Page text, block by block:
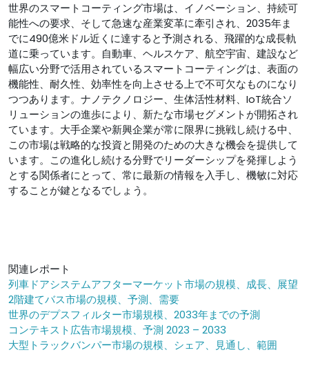
世界のスマートコーティング市場は、イノベーション、持続可
能性への要求、そして急速な産業変革に牽引され、2035年ま
でに490億米ドル近くに達すると予測される、飛躍的な成長軌
道に乗っています。自動車、ヘルスケア、航空宇宙、建設など
幅広い分野で活用されているスマートコーティングは、表面の
機能性、耐久性、効率性を向上させる上で不可欠なものになり
つつあります。ナノテクノロジー、生体活性材料、IoT統合ソ
リューションの進歩により、新たな市場セグメントが開拓され
ています。大手企業や新興企業が常に限界に挑戦し続ける中、
この市場は戦略的な投資と開発のための大きな機会を提供して
います。この進化し続ける分野でリーダーシップを発揮しよう
とする関係者にとって、常に最新の情報を入手し、機敏に対応
することが鍵となるでしょう。
関連レポート
列車ドアシステムアフターマーケット市場の規模、成長、展望
2階建てバス市場の規模、予測、需要
世界のデプスフィルター市場規模、2033年までの予測
コンテキスト広告市場規模、予測 2023 – 2033
大型トラックバンパー市場の規模、シェア、見通し、範囲